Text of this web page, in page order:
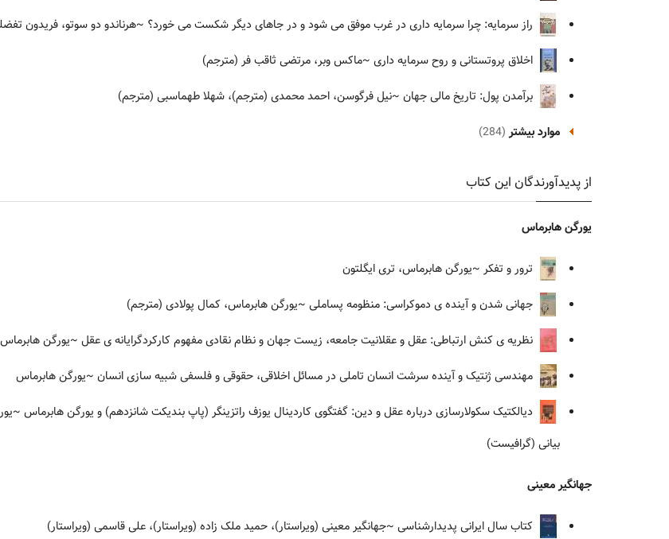
راز سرمایه: چرا سرمایه داری در غرب موفق می شود و در جاهای دیگر شکست می خورد؟ ~هرناندو دو سوتو، فریدون
اخلاق پروتستانی و روح سرمایه داری ~ماکس وبر، مرتضی ثاقب فر (مترجم)
برآمدن پول: تاریخ مالی جهان ~نیل فرگوسن، احمد محمدی (مترجم)، شهلا طهماسبی (مترجم)
موارد بیشتر (284)
از پدیدآورندگان این کتاب
یورگن هابرماس
ترور و تفکر ~یورگن هابرماس، تری ایگلتون
جهانی شدن و آینده ی دموکراسی: منظومه پساملی ~یورگن هابرماس، کمال پولادی (مترجم)
نظریه ی کنش ارتباطی: عقل و عقلانیت جامعه، زیست جهان و نظام نقادی مفهوم کارکردگرایانه ی عقل ~یورگن
مهندسی ژنتیک و آینده سرشت انسان تاملی در مسائل اخلاقی، حقوقی و فلسفی شبیه سازی انسان ~یورگن هابرماس
دیالکتیک سکولارسازی درباره عقل و دین: گفتگوی کاردینال یوزف راتزینگر (پاپ بندیکت شانزدهم) و یورگن هابرماس
بیانی (گرافیست)
جهانگیر معینی
کتاب سال ایرانی پدیدارشناسی ~جهانگیر معینی (ویراستار)، حمید ملک زاده (ویراستار)، علی قاسمی (ویراستار)